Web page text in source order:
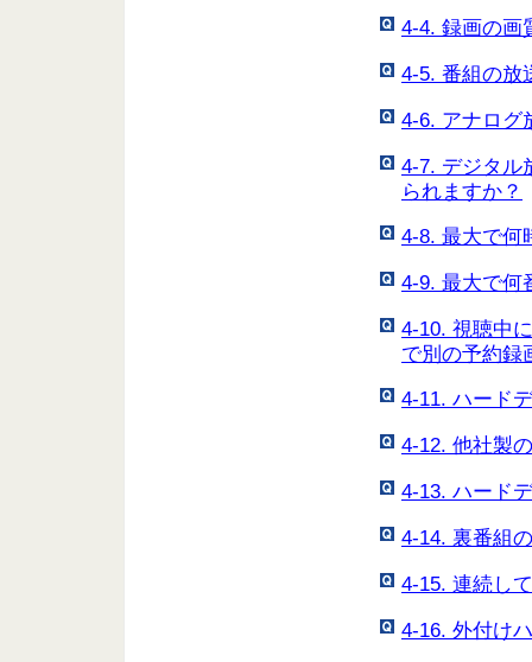
4-4. 録画の画
4-5. 番組の放
4-6. アナログ
4-7. デジタル
られますか？
4-8. 最大で何
4-9. 最大で何
4-10. 視聴中
で別の予約録
4-11. ハード
4-12. 他社製
4-13. ハード
4-14. 裏番組
4-15. 連続し
4-16. 外付け